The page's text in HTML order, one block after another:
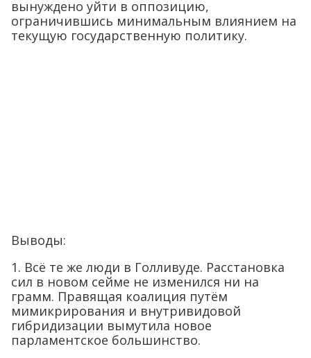
вынуждено уйти в оппозицию,
ограничившись минимальным влиянием на
текущую государственную политику.
Выводы:
1. Всё те же люди в Голливуде. Расстановка
сил в новом сейме не изменился ни на
грамм. Правящая коалиция путём
мимикрирования и внутривидовой
гибридизации вымутила новое
парламентское большинство.